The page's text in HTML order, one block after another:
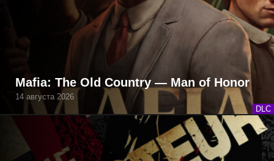
DLC
Mafia: The Old Country — Man of Honor
14 августа 2026